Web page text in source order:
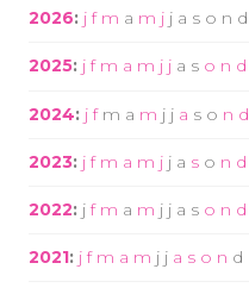
2026: j f m a m j j a s o n d
2025: j f m a m j j a s o n d
2024: j f m a m j j a s o n d
2023: j f m a m j j a s o n d
2022: j f m a m j j a s o n d
2021: j f m a m j j a s o n d